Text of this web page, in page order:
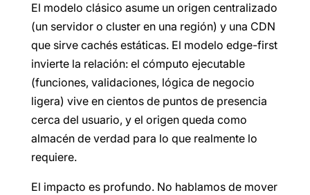
El modelo clásico asume un origen centralizado
(un servidor o cluster en una región) y una CDN
que sirve cachés estáticas. El modelo edge-first
invierte la relación: el cómputo ejecutable
(funciones, validaciones, lógica de negocio
ligera) vive en cientos de puntos de presencia
cerca del usuario, y el origen queda como
almacén de verdad para lo que realmente lo
requiere.
El impacto es profundo. No hablamos de mover